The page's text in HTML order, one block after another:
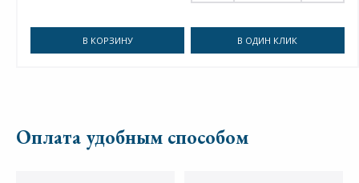
В КОРЗИНУ В ОДИН КЛИК
Оплата удобным способом